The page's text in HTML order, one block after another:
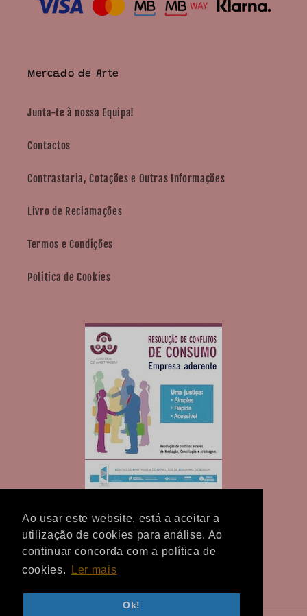
Ao usar este website, está a aceitar a
utilização de cookies para análise. Ao
continuar concorda com a política de
cookies.
Ler mais
Ok!
Mercado de Arte
Junta-te à nossa Equipa!
Contactos
Contrastaria, Cotações e Outras Informações
Livro de Reclamações
Termos e Condições
Politica de Cookies
Facebook